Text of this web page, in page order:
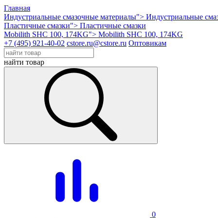
Главная
Индустриальные смазочные материалы"> Индустриальные
Пластичные смазки"> Пластичные смазки
Mobilith SHC 100, 174KG"> Mobilith SHC 100, 174KG
+7 (495) 921-40-02 cstore.ru@cstore.ru Оптовикам
найти товар
0